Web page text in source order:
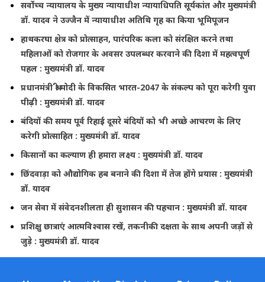
सर्वोच्च न्यायालय के मुख्‍य न्‍यायाधीश न्यायाधिपति सूर्यकांत और मुख्यमंत्री
डॉ. यादव ने उज्जैन में न्यायाधीश अतिथि गृह का किया भूमिपूजन
हाथकरघा क्षेत्र को प्रोत्साहन, पारंपरिक कला को संरक्षित करने तथा
महिलाओं को रोजगार के अवसर उपलब्धर करवाने की दिशा में महत्वपूर्ण
पहल : मुख्यमंत्री डॉ. यादव
प्रधानमंत्री श्री मोदी के विकसित भारत-2047 के संकल्प को पूरा करेगी युवा
पीढ़ी : मुख्यमंत्री डॉ. यादव
बंदियों की समय पूर्व रिहाई दूसरे बंदियों को भी अच्छे आचरण के लिए
करेगी प्रोत्साहित : मुख्यमंत्री डॉ. यादव
किसानों का कल्याण ही हमारा लक्ष्य : मुख्यमंत्री डॉ. यादव
छिंदवाड़ा को औद्योगिक हब बनाने की दिशा में तेज होंगे प्रयास : मुख्यमंत्री
डॉ. यादव
जन सेवा में संवेदनशीलता ही सुशासन की पहचान : मुख्यमंत्री डॉ. यादव
प्रशिक्षु छात्राएं आत्मविश्वास रखें, तकनीकी दक्षता के साथ अपनी जड़ों से
जुड़े : मुख्यमंत्री डॉ. यादव